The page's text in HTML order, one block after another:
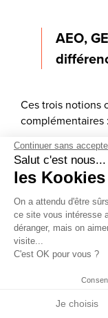
AEO,
Ces trois notions
complémentaires :
SEO
recherche
AEO
réponse
GEO
Continuer sans
Salut c'est nous...
les Kookies
On a attendu d'être
ce site vous intéresse
déranger, mais on
visite...
C'est OK pour vous ?
Je choisis